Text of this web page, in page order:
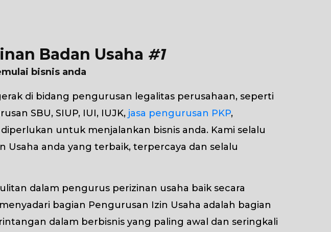
Badan Usaha #1
bisnis anda
di bidang pengurusan legalitas perusahaan, seperti
SBU, SIUP, IUI, IUJK, jasa pengurusan PKP,
untuk menjalankan bisnis anda. Kami selalu
anda yang terbaik, terpercaya dan selalu
dalam pengurus perizinan usaha baik secara
bagian Pengurusan Izin Usaha adalah bagian
dalam berbisnis yang paling awal dan seringkali